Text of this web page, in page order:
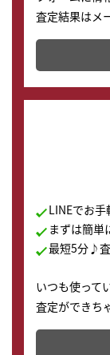
査定結果はメ
かります。
LINEでお手
まずは簡単
最短5分♪
いつも使って
査定ができち
どこからでも